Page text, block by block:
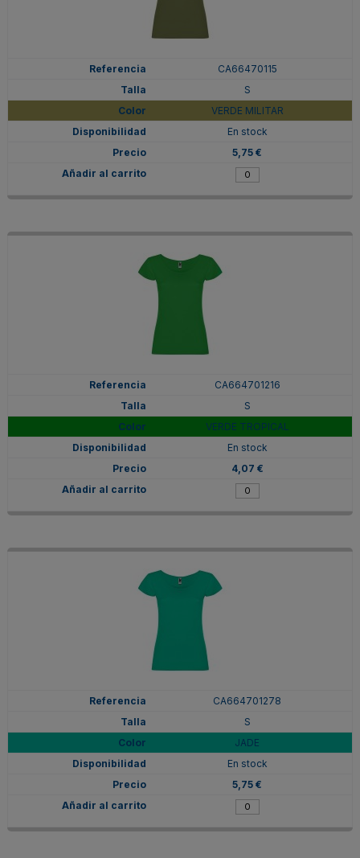
CA66470115
S
VERDE MILITAR
En stock
5,75 €
CA664701216
S
VERDE TROPICAL
En stock
4,07 €
CA664701278
S
JADE
En stock
5,75 €